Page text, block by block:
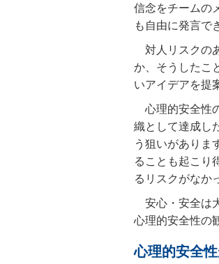
信念をチームの
も自由に発言で
対人リスクの
か、そうしたこ
いアイデアを提
心理的安全性
織として達成し
う狙いがありま
ることも起こり
るリスクがなか
安心・安全は
心理的安全性の
心理的安全